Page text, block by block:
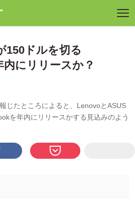
150ドルを切る
にリリースか？
じたところによると、LenovoとASUS
を年内にリリースかする見込みのよう